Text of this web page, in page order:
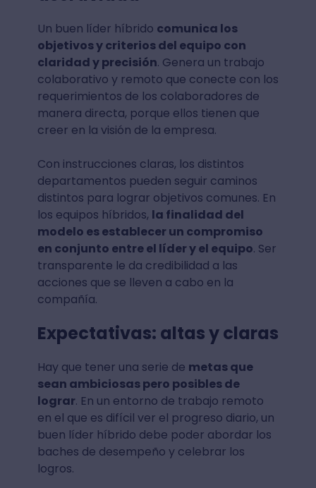
Un buen líder híbrido comunica los
objetivos y criterios del equipo con
claridad y precisión. Genera un trabajo
colaborativo y remoto que conecte con los
requerimientos de los colaboradores de
manera directa, porque ellos tienen que
creer en la visión de la empresa.
Con instrucciones claras, los distintos
departamentos pueden seguir caminos
distintos para lograr objetivos comunes. En
los equipos híbridos, la finalidad del
modelo es establecer un compromiso
en conjunto entre el líder y el equipo. Ser
transparente le da credibilidad a las
acciones que se lleven a cabo en la
compañía.
Expectativas: altas y claras
Hay que tener una serie de metas que
sean ambiciosas pero posibles de
lograr. En un entorno de trabajo remoto
en el que es difícil ver el progreso diario, un
buen líder híbrido debe poder abordar los
baches de desempeño y celebrar los
logros.